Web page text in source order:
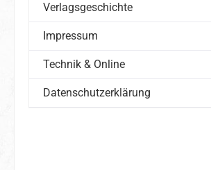
Verlagsgeschichte
Impressum
Technik & Online
Datenschutzerklärung